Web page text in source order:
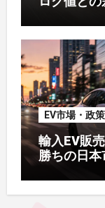
EV市場・政策
輸入EV販
勝ちの日